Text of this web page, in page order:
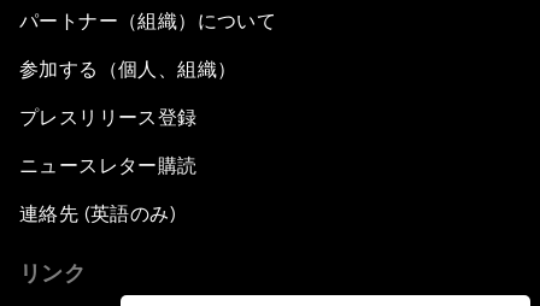
パートナー（組織）について
参加する（個人、組織）
プレスリリース登録
ニュースレター購読
連絡先 (英語のみ)
リンク